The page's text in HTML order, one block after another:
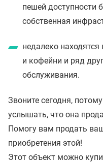
пешей доступности
собственная
недалеко
и кофейни и ряд
обслуживания.
Звоните сегодня,
услышать, что она
Помогу вам продать
приобретения этой!
Этот объект можно